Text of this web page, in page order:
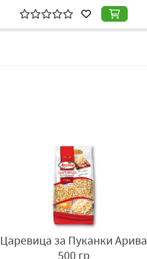
Царевица за Пуканки Арива
500 гр